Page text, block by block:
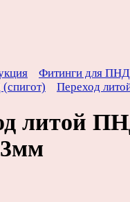
Фитинги для ПНД
Переход
литой